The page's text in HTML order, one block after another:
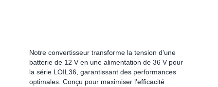
Notre convertisseur transforme la tension d'une
batterie de 12 V en une alimentation de 36 V pour
la série LOIL36, garantissant des performances
optimales. Conçu pour maximiser l'efficacité